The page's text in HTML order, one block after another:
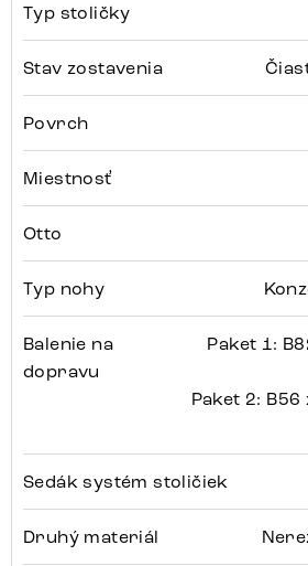
Typ stoličky
Stav zostavenia
Povrch
Miestnosť
Otto
Typ nohy
Balenie na
dopravu
Paket 1:
Paket 2: B56
Sedák systém stoličiek
Druhý materiál